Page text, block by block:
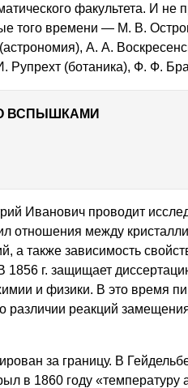
факультета. И не
того времени — М. В.
(астрономия), А. А.
Рупрехт (ботаника), Ф. Ф.
ВСПЫШКАМИ
Иванович проводит
отношения между
а также зависимость
г. защищает
и физики. В это время
различии реакций
за границу. В
в 1860 году «температуру